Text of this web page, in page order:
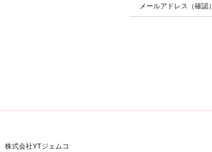
メールアドレス（確認）
株式会社YTジェムコ